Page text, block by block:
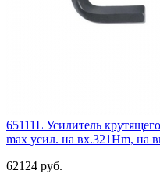
65111L Усилитель
max усил. на вх.321Hm, на
62124 руб.